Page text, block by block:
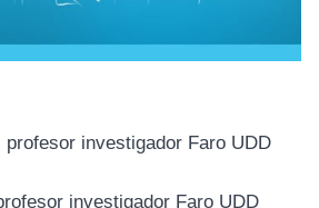
profesor investigador Faro UDD
investigador Faro UDD